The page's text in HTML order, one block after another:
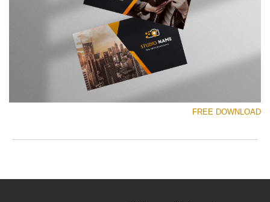
Photographer Marketing Templates
تنزيل مجاني
FREE DOWNLOAD